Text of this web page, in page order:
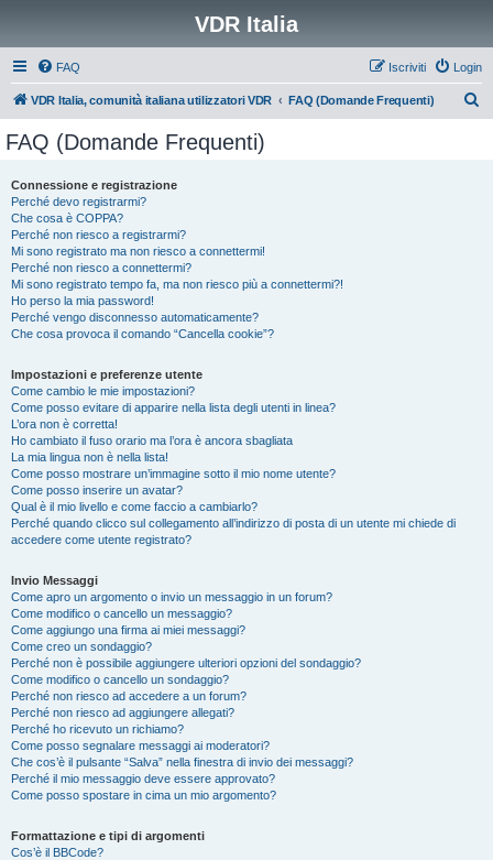
VDR Italia
FAQ Login
Iscriviti
VDR Italia, comunità italiana utilizzatori VDR FAQ (Domande Frequenti)
FAQ (Domande Frequenti)
Connessione e registrazione
Perché devo registrarmi?
Che cosa è COPPA?
Perché non riesco a registrarmi?
Mi sono registrato ma non riesco a connettermi!
Perché non riesco a connettermi?
Mi sono registrato tempo fa, ma non riesco più a connettermi?!
Ho perso la mia password!
Perché vengo disconnesso automaticamente?
Che cosa provoca il comando “Cancella cookie”?
Impostazioni e preferenze utente
Come cambio le mie impostazioni?
Come posso evitare di apparire nella lista degli utenti in linea?
L’ora non è corretta!
Ho cambiato il fuso orario ma l’ora è ancora sbagliata
La mia lingua non è nella lista!
Come posso mostrare un’immagine sotto il mio nome utente?
Come posso inserire un avatar?
Qual è il mio livello e come faccio a cambiarlo?
Perché quando clicco sul collegamento all’indirizzo di posta di un utente mi chiede di
accedere come utente registrato?
Invio Messaggi
Come apro un argomento o invio un messaggio in un forum?
Come modifico o cancello un messaggio?
Come aggiungo una firma ai miei messaggi?
Come creo un sondaggio?
Perché non è possibile aggiungere ulteriori opzioni del sondaggio?
Come modifico o cancello un sondaggio?
Perché non riesco ad accedere a un forum?
Perché non riesco ad aggiungere allegati?
Perché ho ricevuto un richiamo?
Come posso segnalare messaggi ai moderatori?
Che cos’è il pulsante “Salva” nella finestra di invio dei messaggi?
Perché il mio messaggio deve essere approvato?
Come posso spostare in cima un mio argomento?
Formattazione e tipi di argomenti
Cos’è il BBCode?